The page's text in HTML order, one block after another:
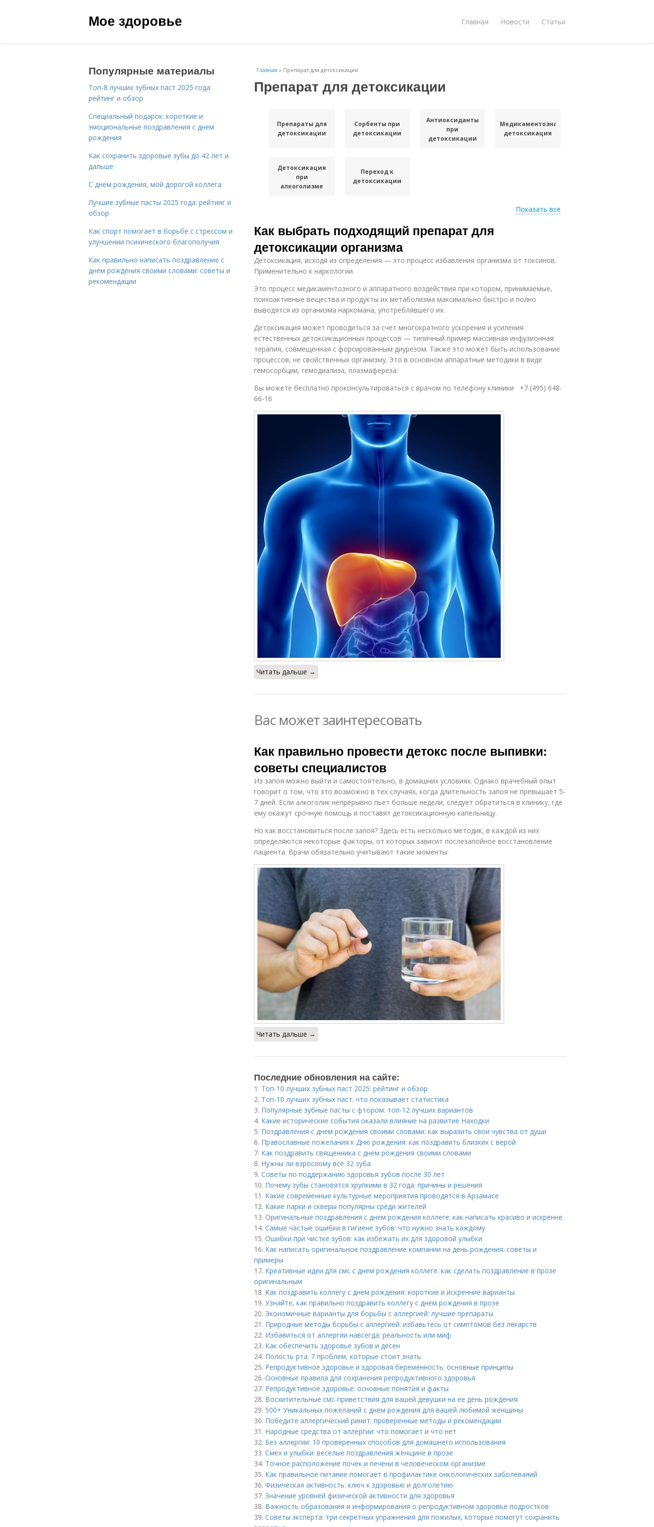
Мое здоровье Главная Новости Статьи
Главная » Препарат для детоксикации
Препарат для детоксикации
Препараты для
детоксикации
Сорбенты при
детоксикации
Антиоксиданты
при
детоксикации
Медикаментозная
детоксикация
Детоксикация
при
алкоголизме
Переход к
детоксикации
Показать все
Как выбрать подходящий препарат для
детоксикации организма
Детоксикация, исходя из определения — это процесс избавления организма от токсинов.
Применительно к наркологии.
Это процесс медикаментозного и аппаратного воздействия при котором, принимаемые,
психоактивные вещества и продукты их метаболизма максимально быстро и полно
выводятся из организма наркомана, употреблявшего их.
Детоксикация может проводиться за счет многократного ускорения и усиления
естественных детоксикационных процессов — типичный пример массивная инфузионная
терапия, совмещенная с форсированным диурезом. Также это может быть использование
процессов, не свойственных организму. Это в основном аппаратные методики в виде
гемосорбции, гемодиализа, плазмафереза.
Вы можете бесплатно проконсультироваться с врачом по телефону клиники +7 (495) 648-
66-16
Читать дальше →
Вас может заинтересовать
Как правильно провести детокс после выпивки:
советы специалистов
Из запоя можно выйти и самостоятельно, в домашних условиях. Однако врачебный опыт
говорит о том, что это возможно в тех случаях, когда длительность запоя не превышает 5-
7 дней. Если алкоголик непрерывно пьет больше недели, следует обратиться в клинику, где
ему окажут срочную помощь и поставят детоксикационную капельницу.
Но как восстановиться после запоя? Здесь есть несколько методик, в каждой из них
определяются некоторые факторы, от которых зависит послезапойное восстановление
пациента. Врачи обязательно учитывают такие моменты:
Читать дальше →
Последние обновления на сайте:
1. Топ-10 лучших зубных паст 2025: рейтинг и обзор
2. Топ-10 лучших зубных паст: что показывает статистика
3. Популярные зубные пасты с фтором: топ-12 лучших вариантов
4. Какие исторические события оказали влияние на развитие Находки
5. Поздравления с днем рождения своими словами: как выразить свои чувства от души
6. Православные пожелания к Дню рождения: как поздравить близких с верой
7. Как поздравить священника с днем рождения своими словами
8. Нужны ли взрослому все 32 зуба
9. Советы по поддержанию здоровья зубов после 30 лет
10. Почему зубы становятся хрупкими в 32 года: причины и решения
11. Какие современные культурные мероприятия проводятся в Арзамасе
12. Какие парки и скверы популярны среди жителей
13. Оригинальные поздравления с днем рождения коллеге: как написать красиво и искренне
14. Самые частые ошибки в гигиене зубов: что нужно знать каждому
15. Ошибки при чистке зубов: как избежать их для здоровой улыбки
16. Как написать оригинальное поздравление компании на день рождения: советы и
примеры
17. Креативные идеи для смс с днем рождения коллеге: как сделать поздравление в прозе
оригинальным
18. Как поздравить коллегу с днем рождения: короткие и искренние варианты
19. Узнайте, как правильно поздравить коллегу с днем рождения в прозе
20. Экономичные варианты для борьбы с аллергией: лучшие препараты
21. Природные методы борьбы с аллергией: избавьтесь от симптомов без лекарств
22. Избавиться от аллергии навсегда: реальность или миф
23. Как обеспечить здоровье зубов и дёсен
24. Полость рта: 7 проблем, которые стоит знать
25. Репродуктивное здоровье и здоровая беременность: основные принципы
26. Основные правила для сохранения репродуктивного здоровья
27. Репродуктивное здоровье: основные понятия и факты
28. Восхитительные смс-приветствия для вашей девушки на ее день рождения
29. 500+ Уникальных пожеланий с днем рождения для вашей любимой женщины
30. Победите аллергический ринит: проверенные методы и рекомендации
31. Народные средства от аллергии: что помогает и что нет
32. Без аллергии: 10 проверенных способов для домашнего использования
33. Смех и улыбки: веселые поздравления женщине в прозе
34. Точное расположение почек и печени в человеческом организме
35. Как правильное питание помогает в профилактике онкологических заболеваний
36. Физическая активность: ключ к здоровью и долголетию
37. Значение уровней физической активности для здоровья
38. Важность образования и информирования о репродуктивном здоровье подростков
39. Советы эксперта: три секретных упражнения для пожилых, которые помогут сохранить
Популярные материалы
Топ-8 лучших зубных паст 2025 года:
рейтинг и обзор
Специальный подарок: короткие и
эмоциональные поздравления с днем
рождения
Как сохранить здоровые зубы до 42 лет и
дальше
С днём рождения, мой дорогой коллега
Лучшие зубные пасты 2025 года: рейтинг и
обзор
Как спорт помогает в борьбе с стрессом и
улучшении психического благополучия
Как правильно написать поздравление с
днем рождения своими словами: советы и
рекомендации